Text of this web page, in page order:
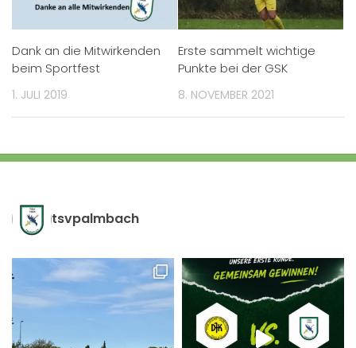
Dank an die Mitwirkenden
beim Sportfest
1. JULI 2019
Erste sammelt wichtige
Punkte bei der GSK
8. NOVEMBER 2021
tsvpalmbach